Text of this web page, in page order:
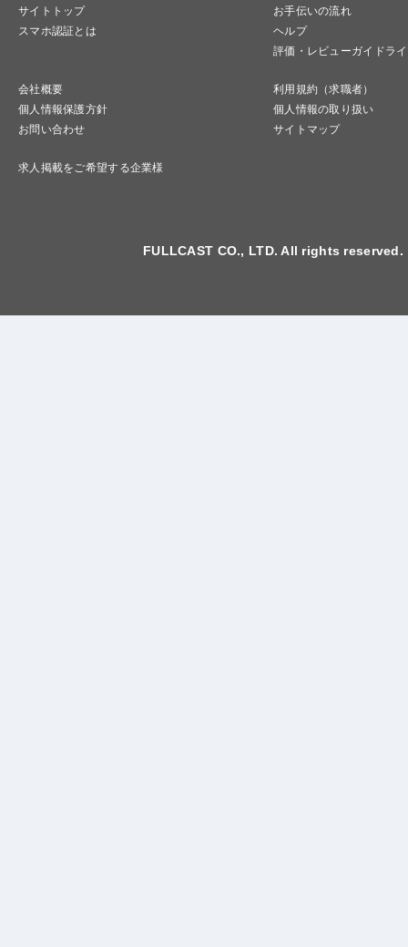
サイトトップ
お手伝いの流れ
スマホ認証とは
ヘルプ
評価・レビューガイドラ
会社概要
利用規約（求職者）
個人情報保護方針
個人情報の取り扱い
お問い合わせ
サイトマップ
求人掲載をご希望する企業様
FULLCAST CO., LTD. All rights reserved.